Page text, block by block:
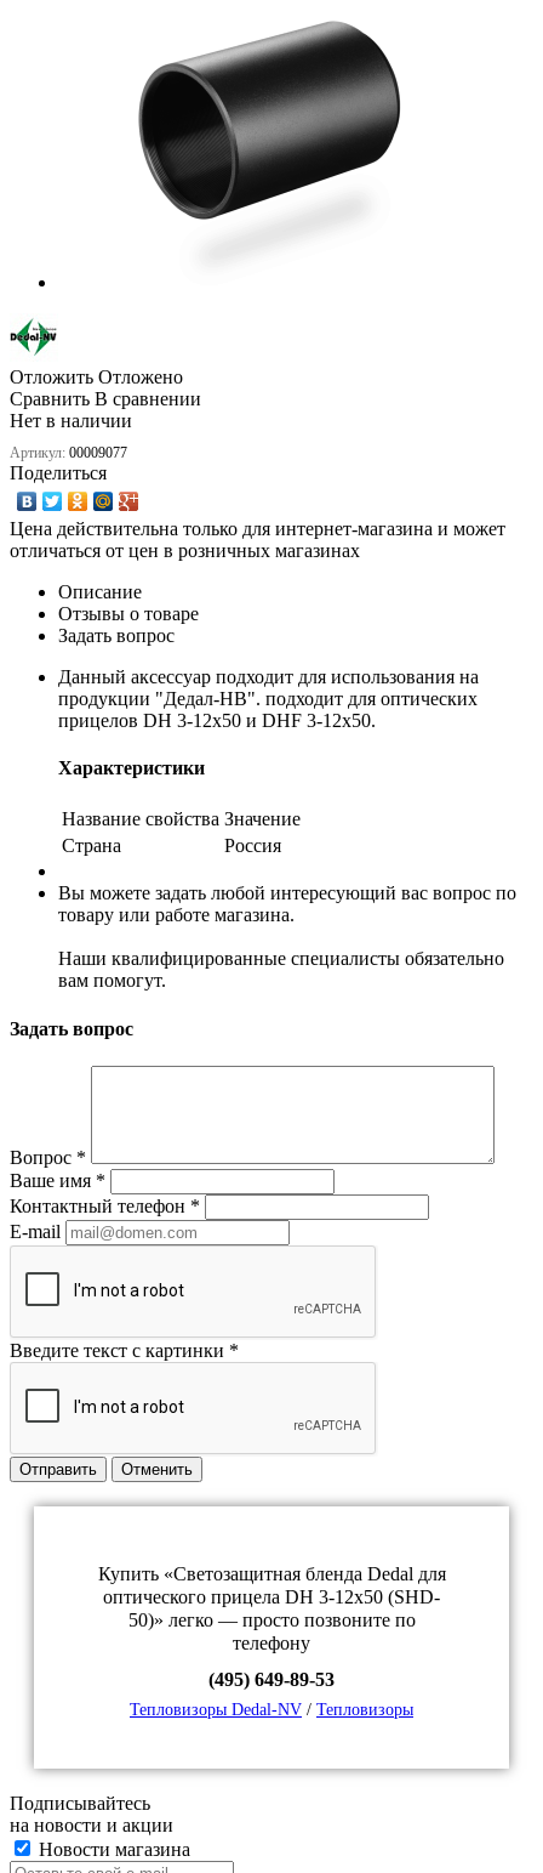
Отложить Отложено
Сравнить В сравнении
Нет в наличии
Артикул: 00009077
Поделиться
Цена действительна только для интернет-магазина и может
отличаться от цен в розничных магазинах
Описание
Отзывы о товаре
Задать вопрос
Данный аксессуар подходит для использования на
продукции "Дедал-НВ". подходит для оптических
прицелов DH 3-12x50 и DHF 3-12x50.
Характеристики
Название свойства Значение
Страна
Россия
Вы можете задать любой интересующий вас вопрос по
товару или работе магазина.
Наши квалифицированные специалисты обязательно
вам помогут.
Задать вопрос
Вопрос *
Ваше имя *
Контактный телефон *
E-mail
Введите текст с картинки *
Отправить Отменить
Купить «Светозащитная бленда Dedal для
оптического прицела DH 3-12x50 (SHD-
50)» легко — просто позвоните по
телефону
(495) 649-89-53
Тепловизоры Dedal-NV / Тепловизоры
Подписывайтесь
на новости и акции
Новости магазина